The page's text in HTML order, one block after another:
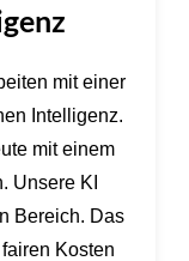
mit einer
Intelligenz.
mit einem
Unsere KI
Bereich. Das
Kosten